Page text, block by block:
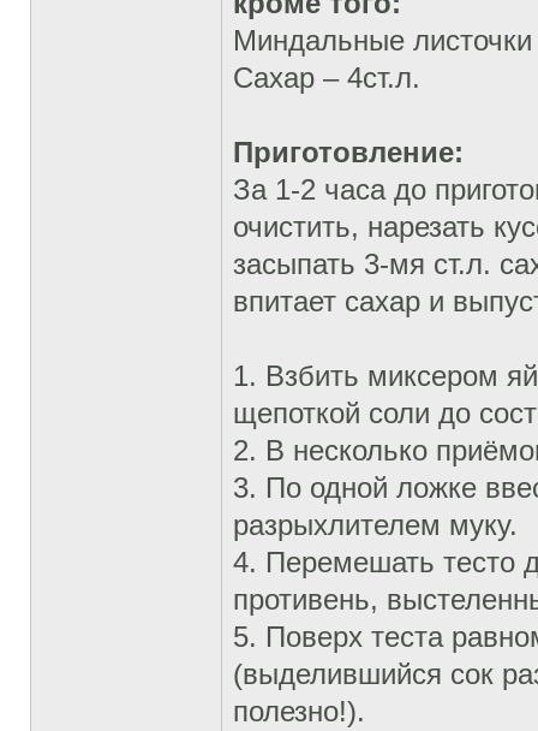
Миндальные листочки
Сахар – 4ст.л.
Приготовление:
За 1-2 часа до
очистить, нарезать
засыпать 3-мя ст.л.
впитает сахар и
1. Взбить миксером
щепоткой соли до
2. В несколько
3. По одной ложке
разрыхлителем муку.
4. Перемешать тесто
противень,
5. Поверх теста
(выделившийся сок
полезно!).